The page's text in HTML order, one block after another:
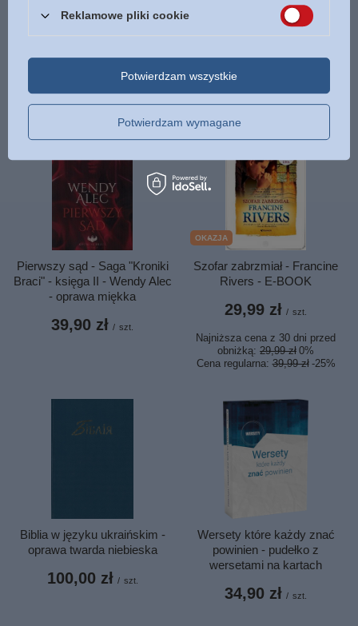
36,65 zł
Najniższa cena z 30 dni przed
26,10 zł 0%
BESTSELLERY
Pierwszy sąd - Saga "Kroniki
Braci" - księga II - Wendy Alec
- oprawa miękka
39,90 zł / szt.
OKAZJA
Szofar zabrzmiał - Francine
Rivers - E-BOOK
29,99 zł / szt.
Najniższa cena z 30 dni przed
obniżką: 29,99 zł 0%
Cena regularna:39,99 zł -25%
Biblia w języku ukraińskim -
oprawa twarda niebieska
100,00 zł / szt.
Wersety które każdy znać
powinien - pudełko z
wersetami na kartach
34,90 zł / szt.
Reklamowe pliki cookie
Potwierdzam wymagane
Potwierdzam wszystkie